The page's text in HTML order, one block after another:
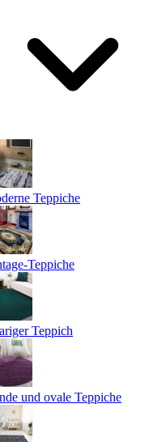
Teppiche
Teppiche
Teppich
und ovale Teppiche